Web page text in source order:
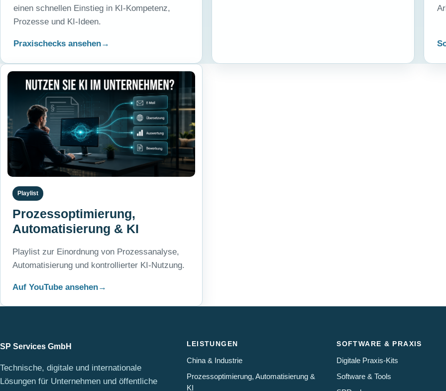
einen schnellen Einstieg in KI-Kompetenz,
Prozesse und KI-Ideen.
Praxischecks ansehen
Playlist
Prozessoptimierung,
Automatisierung & KI
Playlist zur Einordnung von Prozessanalyse,
Automatisierung und kontrollierter KI-Nutzung.
Auf YouTube ansehen
SP Services GmbH
Technische, digitale und internationale
Lösungen für Unternehmen und öffentliche
LEISTUNGEN
China & Industrie
Prozessoptimierung, Automatisierung &
KI
SOFTWARE & PRAXIS
Digitale Praxis-Kits
Software & Tools